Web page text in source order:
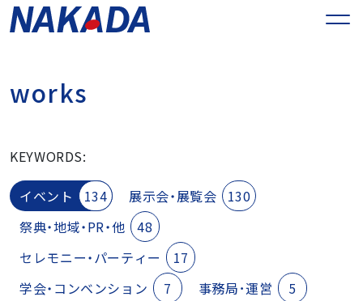
works
KEYWORDS:
イベント 134 展示会・展覧会
130
祭典・地域・PR・他
48
セレモニー・パーティー
17
学会・コンベンション
7 事務局･運営
5